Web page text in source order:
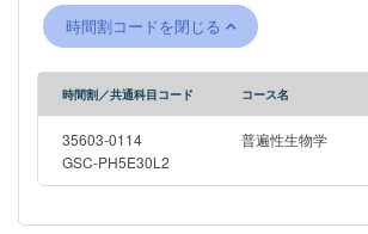
systems with the aid of concepts in
on the consistency principle between different
study the dynamic behavior of complex
topics include universal laws in
origin of biological information,
complex reaction network,
irreversibility in stem cell differentiation, a
時間割コードを閉じる
時間割／共通科目コード コース名
35603-0114
GSC-PH5E30L2
普遍性生物学